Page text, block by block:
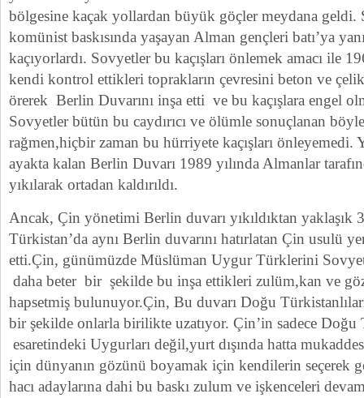
bölgesine kaçak yollardan büyük göçler meydana geldi.
komünist baskısında yaşayan Alman gençleri batı’ya
kaçıyorlardı. Sovyetler bu kaçışları önlemek amacı ile
kendi kontrol ettikleri toprakların çevresini beton ve
örerek Berlin Duvarını inşa etti ve bu kaçışlara engel
Sovyetler bütün bu caydırıcı ve ölümle sonuçlanan
rağmen,hiçbir zaman bu hürriyete kaçışları önleyemedi.
ayakta kalan Berlin Duvarı 1989 yılında Almanlar
yıkılarak ortadan kaldırıldı.
Ancak, Çin yönetimi Berlin duvarı yıkıldıktan yaklaşık
Türkistan’da aynı Berlin duvarını hatırlatan Çin usulü
etti.Çin, günümüzde Müslüman Uygur Türklerini
daha beter bir şekilde bu inşa ettikleri zulüm,kan ve göz
hapsetmiş bulunuyor.Çin, Bu duvarı Doğu
bir şekilde onlarla birilikte uzatıyor. Çin’in sadece Doğu
esaretindeki Uygurları değil,yurt dışında hatta
için dünyanın gözünü boyamak için kendilerin seçerek
hacı adaylarına dahi bu baskı zulum ve işkenceleri